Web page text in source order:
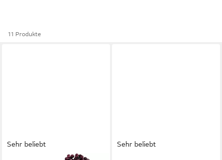
11 Produkte
Sehr beliebt Sehr beliebt